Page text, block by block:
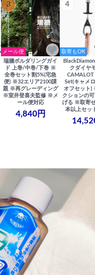
3
メール便
瑞牆ボルダリングガイ
ド 上巻/中巻/下巻 ※
全巻セット割5%(宅急
便) ※32エリア2100課
題 ※再グレーディング
※室井登喜夫監修 ※メ
ール便対応
4,840円
4
取寄もOK
クダイヤ
Set(キャメ
オフセット)
クションの
げる ※取寄
本以上セッ